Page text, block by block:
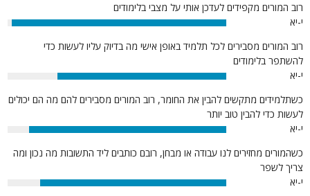
רוב המורים מקפידים לעדכן אותי על מצבי בלימודים
י-יא
98%
רוב המורים מסבירים לכל תלמיד באופן אישי מה בדיוק עליו לעשות כדי
להשתפר בלימודים
י-יא
77%
כשתלמידים מתקשים להבין את החומר, רוב המורים מסבירים להם מה הם יכולים
לעשות כדי להבין טוב יותר
י-יא
90%
כשהמורים מחזירים לנו עבודה או מבחן, רובם כותבים ליד התשובות מה נכון ומה
צריך לשפר
י-יא
85%